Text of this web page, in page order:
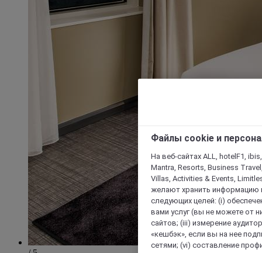
Файлы cookie и
На веб-сайтах ALL, hotelF1,
Mantra, Resorts, Business
Villas, Activities & Events,
желают хранить информацию
следующих целей: (i)
вами услуг (вы не можете от
сайтов; (iii) измерение
«кешбэк», если вы на нее
сетями; (vi) составление